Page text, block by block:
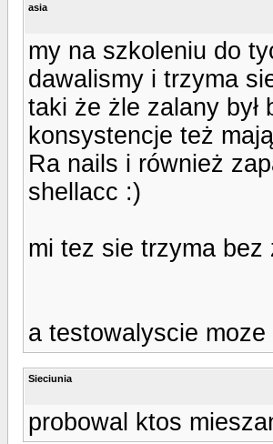
asia
my na szkoleniu do
dawalismy i trzyma
taki że żle zalany
konsystencje też
Ra nails i również
shellacc :)
mi tez sie trzyma
a testowalyscie moze
Sieciunia
probowal ktos